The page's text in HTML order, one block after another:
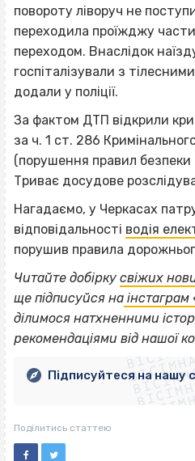
повороту ліворуч не
переходила проїжджу
переходом. Внаслідок
госпіталізували з
додали у поліції.
За фактом ДТП відкрили
за ч. 1 ст. 286
(порушення правил безпеки
Триває досудове
Нагадаємо, у Черкасах
відповідальності водія
порушив правила
Читайте добірку свіжих
ще підписуйся на
ділимося натхненними
рекомендаціями від нашої
Підписуйтеся на нашу
Поділитись статтею